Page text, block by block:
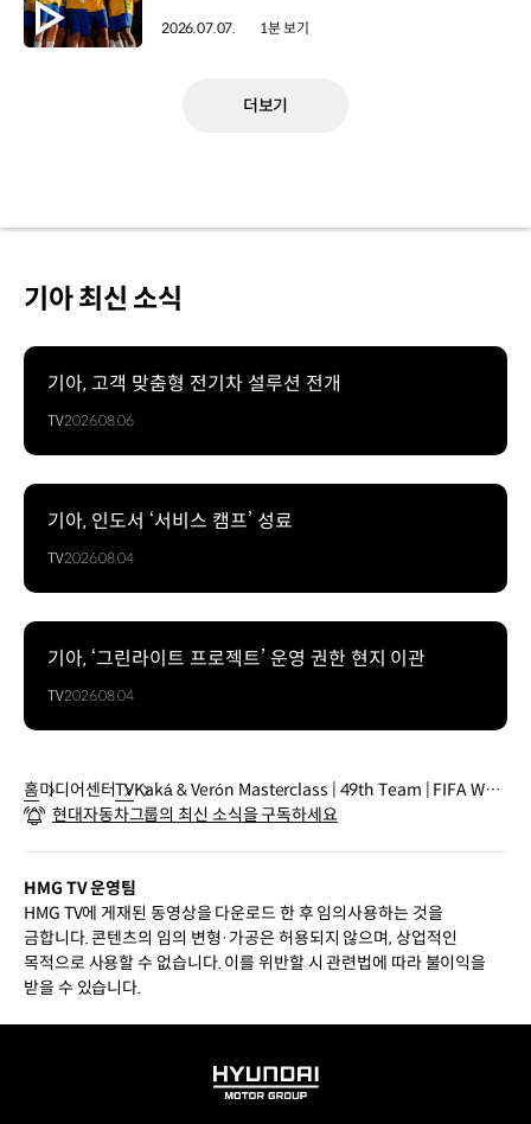
2026.07.07. 1분 보기
더보기
기아 최신 소식
기아, 고객 맞춤형 전기차 설루션 전개
TV2026.08.06
기아, 인도서 ‘서비스 캠프’ 성료
TV2026.08.04
기아, ‘그린라이트 프로젝트’ 운영 권한 현지 이관
TV2026.08.04
홈미디어센터TVKaká & Verón Masterclass | 49th Team | FIFA Worl
d Cup 2026™
현대자동차그룹의 최신 소식을 구독하세요
HMG TV 운영팀
HMG TV에 게재된 동영상을 다운로드 한 후 임의사용하는 것을
금합니다. 콘텐츠의 임의 변형·가공은 허용되지 않으며, 상업적인
목적으로 사용할 수 없습니다. 이를 위반할 시 관련법에 따라 불이익을
받을 수 있습니다.
HYUNDAI